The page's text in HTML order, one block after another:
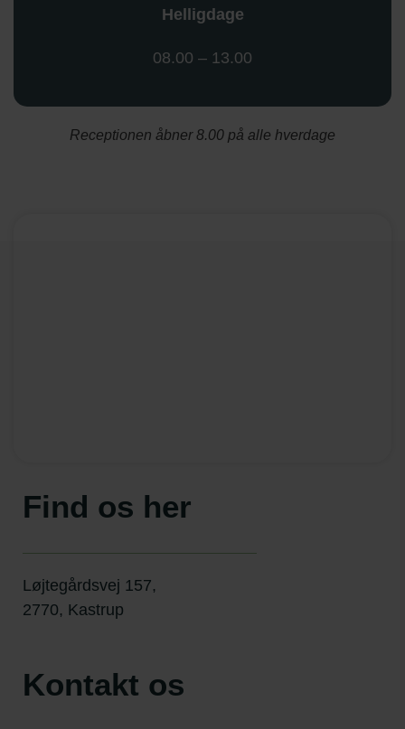
Helligdage
08.00 – 13.00
Receptionen åbner 8.00 på alle hverdage
Find os her
Løjtegårdsvej 157,
2770, Kastrup
Kontakt os